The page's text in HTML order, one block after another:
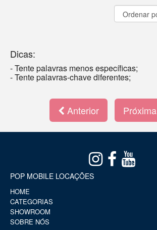
Dicas:
- Tente palavras menos específicas;
- Tente palavras-chave diferentes;
Anterior Próxima
POP MOBILE LOCAÇÕES
HOME
CATEGORIAS
SHOWROOM
SOBRE NÓS